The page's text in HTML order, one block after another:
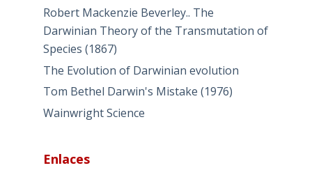
Robert Mackenzie Beverley.. The
Darwinian Theory of the Transmutation of
Species (1867)
The Evolution of Darwinian evolution
Tom Bethel Darwin's Mistake (1976)
Wainwright Science
Enlaces